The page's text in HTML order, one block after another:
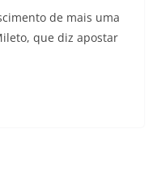
de mais uma
que diz apostar